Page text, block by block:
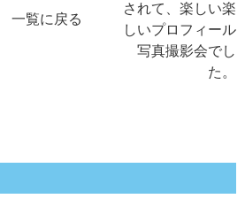
一覧に戻る
されて、楽しい楽
しいプロフィール
写真撮影会でし
た。